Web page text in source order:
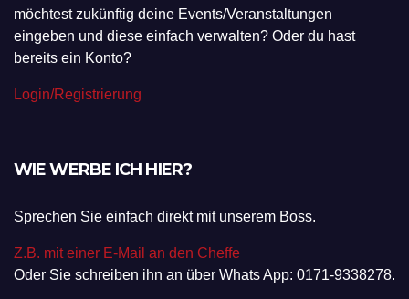
möchtest zukünftig deine Events/Veranstaltungen
eingeben und diese einfach verwalten? Oder du hast
bereits ein Konto?
Login/Registrierung
WIE WERBE ICH HIER?
Sprechen Sie einfach direkt mit unserem Boss.
Z.B. mit einer E-Mail an den Cheffe
Oder Sie schreiben ihn an über Whats App: 0171-9338278.